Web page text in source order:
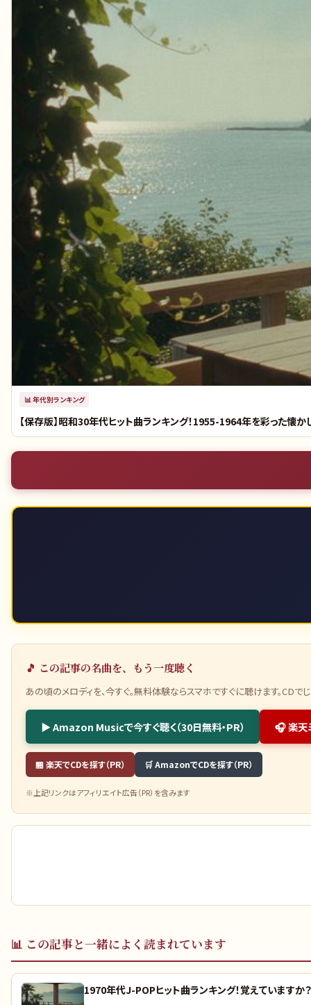
📊年代別ランキング
【保存版】昭和30年代ヒット曲ランキング！1955-1964年を彩った懐
🎵 この記事の名曲を、もう一度聴く
あの頃のメロディを、今すぐ。無料体験ならスマホですぐに聴けます。CDで
▶ Amazon Musicで今すぐ聴く（30日無料・PR） 🎧 楽天
🏪 楽天でCDを探す（PR） 🛒 AmazonでCDを探す（PR）
※上記リンクはアフィリエイト広告（PR）を含みます
📊 この記事と一緒によく読まれています
1970年代J-POPヒット曲ランキング！覚えていますか